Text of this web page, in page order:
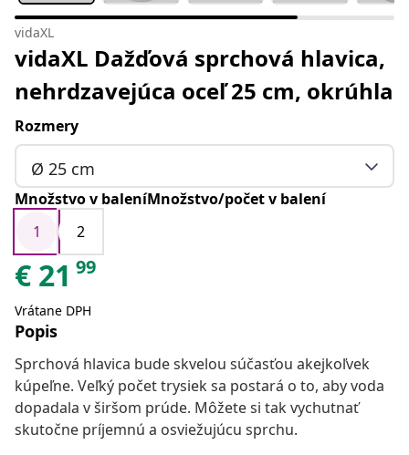
vidaXL
vidaXL Dažďová sprchová hlavica,
nehrdzavejúca oceľ 25 cm, okrúhla
Rozmery
Ø 25 cm
Množstvo v baleníMnožstvo/počet v balení
1
2
€ 21 99
Vrátane DPH
Popis
Sprchová hlavica bude skvelou súčasťou akejkoľvek
kúpeľne. Veľký počet trysiek sa postará o to, aby voda
dopadala v širšom prúde. Môžete si tak vychutnať
skutočne príjemnú a osviežujúcu sprchu.